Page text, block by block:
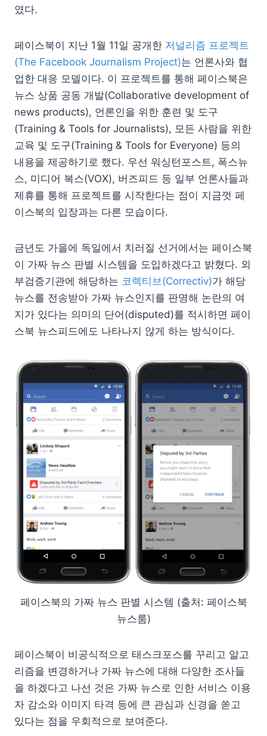
였다.
페이스북이 지난 1월 11일 공개한 저널리즘 프로젝트
(The Facebook Journalism Project)는 언론사와 협
업한 대응 모델이다. 이 프로젝트를 통해 페이스북은
뉴스 상품 공동 개발(Collaborative development of
news products), 언론인을 위한 훈련 및 도구
(Training & Tools for Journalists), 모든 사람을 위한
교육 및 도구(Training & Tools for Everyone) 등의
내용을 제공하기로 했다. 우선 워싱턴포스트, 폭스뉴
스, 미디어 복스(VOX), 버즈피드 등 일부 언론사들과
제휴를 통해 프로젝트를 시작한다는 점이 지금껏 페
이스북의 입장과는 다른 모습이다.
금년도 가을에 독일에서 치러질 선거에서는 페이스북
이 가짜 뉴스 판별 시스템을 도입하겠다고 밝혔다. 외
부검증기관에 해당하는 코렉티브(Correctiv)가 해당
뉴스를 전송받아 가짜 뉴스인지를 판명해 논란의 여
지가 있다는 의미의 단어(disputed)를 적시하면 페이
스북 뉴스피드에도 나타나지 않게 하는 방식이다.
페이스북의 가짜 뉴스 판별 시스템 (출처: 페이스북
뉴스룸)
페이스북이 비공식적으로 태스크포스를 꾸리고 알고
리즘을 변경하거나 가짜 뉴스에 대해 다양한 조사들
을 하겠다고 나선 것은 가짜 뉴스로 인한 서비스 이용
자 감소와 이미지 타격 등에 큰 관심과 신경을 쏟고
있다는 점을 우회적으로 보여준다.